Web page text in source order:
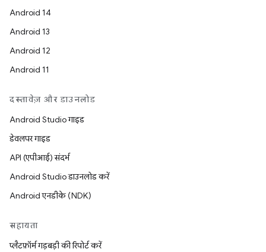
Android 14
Android 13
Android 12
Android 11
दस्तावेज़ और डाउनलोड
Android Studio गाइड
डेवलपर गाइड
API (एपीआई) संदर्भ
Android Studio डाउनलोड करें
Android एनडीके (NDK)
सहायता
प्लैटफ़ॉर्म गड़बड़ी की रिपोर्ट करें